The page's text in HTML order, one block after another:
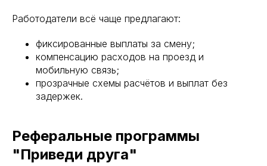
Работодатели всё чаще предлагают:
фиксированные выплаты за смену;
компенсацию расходов на проезд и
мобильную связь;
прозрачные схемы расчётов и выплат без
задержек.
Реферальные программы
"Приведи друга"